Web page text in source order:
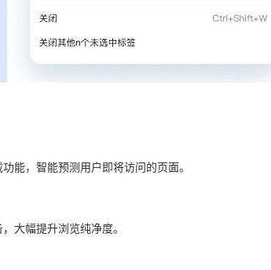
能，智能预测用户即将访问的页面。
大幅提升浏览纯净度。